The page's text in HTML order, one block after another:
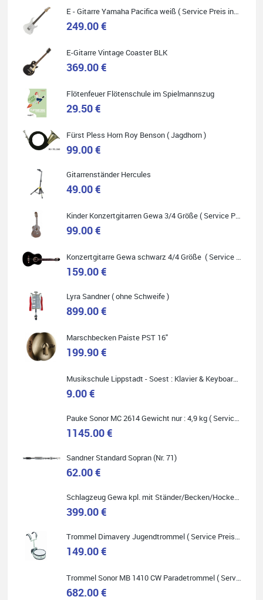
Quelle: Google-Rezension
Helene Balluff
Das Musikhaus Stöppel ist super!
Ich habe eine Westerngitarre gekauft.
Die Qualität und das Preis-Leistungsverhältnis sind erstaunlich.
möchte.
Carsten Spiegel
Ich war auf der Suche nach einem neuen Keyboard und bin
begeistert: ich bin super beraten worden, aktuell natürlich nur
telefonisch. Nachdem die Entscheidung zum Kauf gefallen war,
wurde alles zusammengestellt, so dass ich alles nur noch
abholen musste. Top!
Quelle: Google-Rezension
Marie-Luise Mroß
Ich bin super zufrieden mit meiner neuen Ukulele! Einfach am
Freitag vorbeigekommen, eben geklingelt und top beraten
worden. Ich würde den Besuch im Musikgeschäft Stöppel jedem
Onlineshopping vorziehen.
Quelle: Google-Rezension
E - Gitarre Yamaha Pacifica weiß ( Service Preis inkl. Werkstatt Service )
249.00 €
E-Gitarre Vintage Coaster BLK
369.00 €
Flötenfeuer Flötenschule im Spielmannszug
29.50 €
Fürst Pless Horn Roy Benson ( Jagdhorn )
99.00 €
Gitarrenständer Hercules
49.00 €
Kinder Konzertgitarren Gewa 3/4 Größe ( Service Preis inkl. Werkstatt Service )
99.00 €
Konzertgitarre Gewa schwarz 4/4 Größe ( Service Preis inkl. Werkstatt Service )
159.00 €
Lyra Sandner ( ohne Schweife )
899.00 €
Marschbecken Paiste PST 16"
199.90 €
Musikschule Lippstadt - Soest : Klavier & Keyboardunterricht
9.00 €
Pauke Sonor MC 2614 Gewicht nur : 4,9 kg ( Service Preis inkl. Werkstatt Service )
1145.00 €
Sandner Standard Sopran (Nr. 71)
62.00 €
Schlagzeug Gewa kpl. mit Ständer/Becken/Hocker DER RENNER ! (Service Preis inkl. Werkstatt Service)
399.00 €
Trommel Dimavery Jugendtrommel ( Service Preis inkl. Werkstatt Service )
149.00 €
Trommel Sonor MB 1410 CW Paradetrommel ( Service Preis inkl. Werkstatt Service )
682.00 €